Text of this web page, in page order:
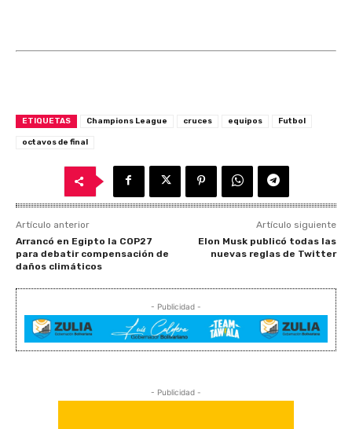
ETIQUETAS Champions League cruces equipos Futbol
octavos de final
Artículo anterior
Arrancó en Egipto la COP27
para debatir compensación de
daños climáticos
Artículo siguiente
Elon Musk publicó todas las
nuevas reglas de Twitter
- Publicidad -
- Publicidad -